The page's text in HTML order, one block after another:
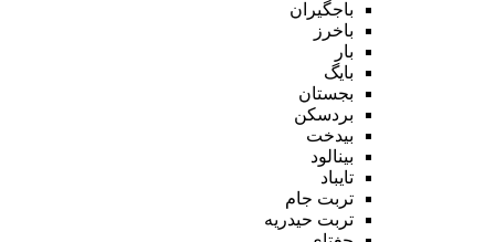
باجگیران
باخرز
بار
بایگ
بجستان
بردسکن
بیدخت
بینالود
تایباد
تربت جام
تربت حیدریه